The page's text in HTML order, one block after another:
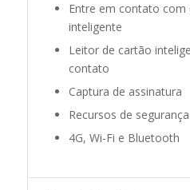
Entre em contato
inteligente
Leitor de cartão
contato
Captura de assinatura
Recursos de
4G, Wi-Fi e Bluetooth